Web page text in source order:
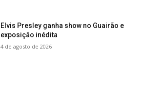
Elvis Presley ganha show no Guairão e
exposição inédita
4 de agosto de 2026